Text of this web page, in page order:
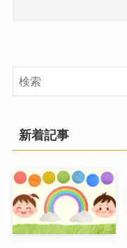
新着記事